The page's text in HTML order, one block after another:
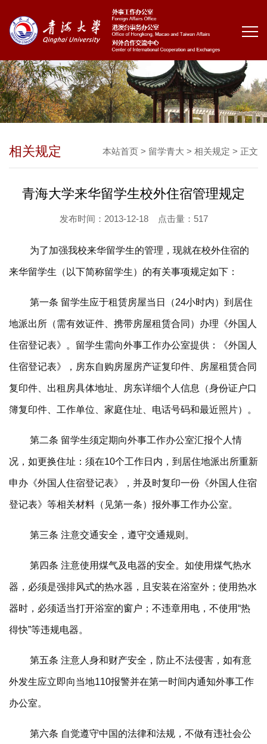
本站首页 > 留学青大 > 相关规定 > 正文
相关规定
青海大学来华留学生校外住宿管理规定
发布时间：2013-12-18 点击量： 517
为了加强我校来华留学生的管理，现就在校外住宿的
来华留学生（以下简称留学生）的有关事项规定如下：
第一条 留学生应于租赁房屋当日（24小时内）到居住
地派出所（需有效证件、携带房屋租赁合同）办理《外国人
住宿登记表》。留学生需向外事工作办公室提供：《外国人
住宿登记表》，房东自购房屋房产证复印件、房屋租赁合同
复印件、出租房具体地址、房东详细个人信息（身份证户口
簿复印件、工作单位、家庭住址、电话号码和最近照片）。
第二条 留学生须定期向外事工作办公室汇报个人情
况，如更换住址：须在10个工作日内，到居住地派出所重新
申办《外国人住宿登记表》，并及时复印一份《外国人住宿
登记表》等相关材料（见第一条）报外事工作办公室。
第三条 注意交通安全，遵守交通规则。
第四条 注意使用煤气及电器的安全。如使用煤气热水
器，必须是强排风式的热水器，且安装在浴室外；使用热水
器时，必须适当打开浴室的窗户；不违章用电，不使用“热
得快”等违规电器。
第五条 注意人身和财产安全，防止不法侵害，如有意
外发生应立即向当地110报警并在第一时间内通知外事工作
办公室。
第六条 自觉遵守中国的法律和法规，不做有违社会公